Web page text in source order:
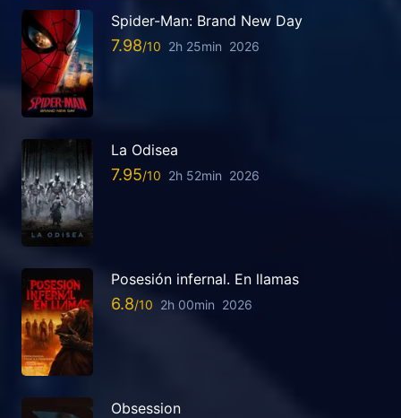
Spider-Man: Brand New Day
7.98 2h 25min 2026
La Odisea
7.95 2h 52min 2026
Posesión infernal. En llamas
6.8 2h 00min 2026
Obsession